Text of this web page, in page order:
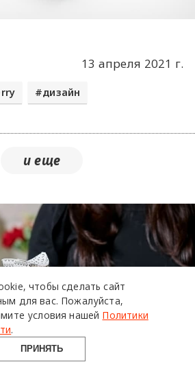
13 апреля 2021 г.
дизайн
более 20 тысяч
специалистов читают
про дизайн
и архитектуру
в Telegram канале
Design Mate
чтобы сделать сайт
для вас. Пожалуйста,
условия нашей Политики
.
ПРИНЯТЬ